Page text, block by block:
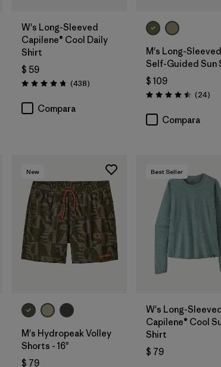
W's Long-Sleeved
Capilene® Cool Daily
Shirt
$ 59
Valoración: 4.7 / 5
(438Comentarios
)
Compara
M's Long-Sleeved
Self-Guided Sun
$ 109
Valoración: 4.5 / 5
(24)
Compara
New
M's Hydropeak Volley
Shorts - 16"
$ 79
Best Seller
W's Long-
Capilene® Cool
Shirt
$ 79